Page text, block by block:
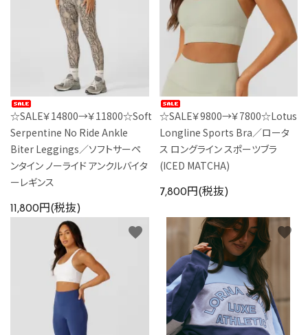
☆SALE￥14800→￥11800☆Soft
Serpentine No Ride Ankle
Biter Leggings／ソフトサーペ
ンタイン ノーライド アンクルバイタ
ーレギンス
11,800円(税抜)
☆SALE￥9800→￥7800☆Lotus
Longline Sports Bra／ロータ
ス ロングライン スポーツブラ
(ICED MATCHA)
7,800円(税抜)
favorite favorite